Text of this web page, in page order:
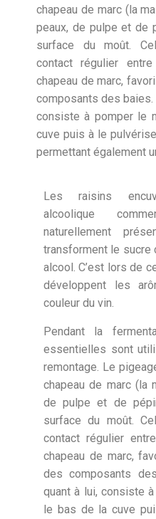
chapeau de marc (la
peaux, de pulpe et de
surface du moût.
contact régulier
chapeau de marc,
composants des baies.
consiste à pomper le
cuve puis à le
permettant également
Les raisins
alcoolique
naturellement
transforment le sucre
alcool. C’est lors de
développent les
couleur du vin.
Pendant la
essentielles sont
remontage. Le
chapeau de marc (la
de pulpe et de
surface du moût.
contact régulier
chapeau de marc,
des composants
quant à lui, consiste
le bas de la cuve